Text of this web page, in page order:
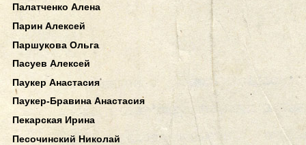
Палатченко Алена
Парин Алексей
Паршукова Ольга
Пасуев Алексей
Паукер Анастасия
Паукер-Бравина Анастасия
Пекарская Ирина
Песочинский Николай